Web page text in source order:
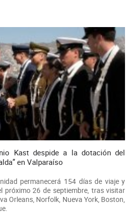
Kast despide a la dotación del
en Valparaíso
permanecerá 154 días de viaje y
próximo 26 de septiembre, tras visitar
Orleans, Norfolk, Nueva York, Boston,